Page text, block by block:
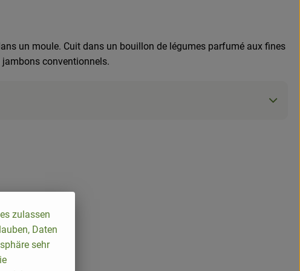
un moule. Cuit dans un bouillon de légumes parfumé aux fines
jambons conventionnels.
zulassen
Daten
sehr